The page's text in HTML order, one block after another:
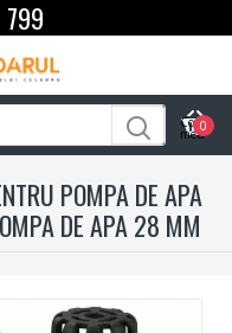
0
POMPA DE APA
DE APA 28 MM